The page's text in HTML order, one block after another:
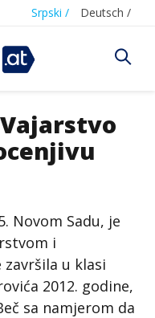
Srpski / Deutsch /
Novom Sadu, je
i
u klasi
2012. godine,
sa namjerom da